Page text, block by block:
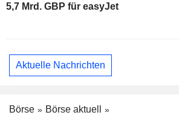
5,7 Mrd. GBP für easyJet
Aktuelle Nachrichten
Börse
Börse aktuell